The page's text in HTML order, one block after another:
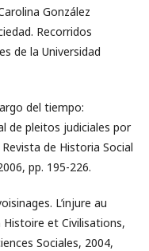
González
Recorridos
de la Universidad
largo del tiempo:
de pleitos judiciales por
de Historia Social
pp. 195-226.
L’injure au
Histoire et Civilisations,
Sociales, 2004,